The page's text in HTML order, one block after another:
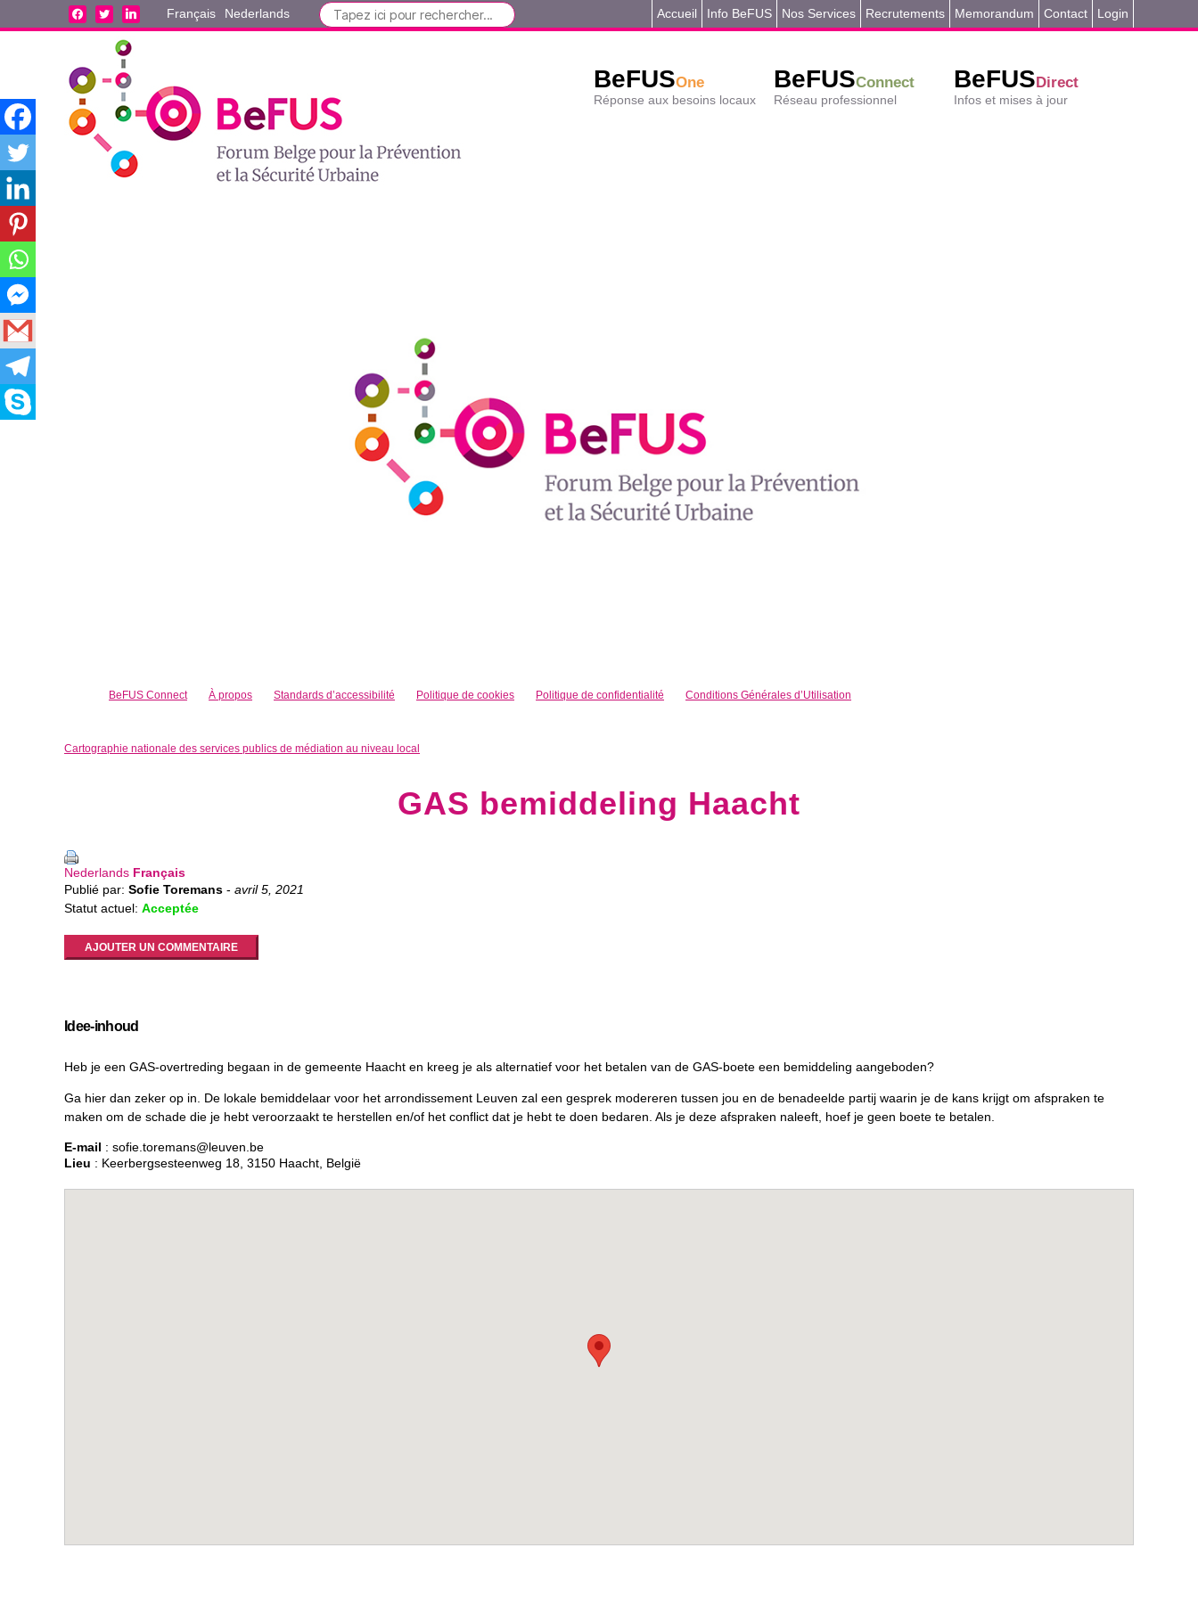
Accueil Info BeFUS Nos Services Recrutements Memorandum Contact Login
facebooktwitterlinkedin Français Nederlands
Search
for:
BeFUSOne
Réponse aux besoins locaux
BeFUSConnect
Réseau professionnel
BeFUS Direct
Infos et mises à jour
BeFUS Connect À propos Standards d’accessibilité Politique de cookies Politique de confidentialité Conditions Générales d’Utilisation
Cartographie nationale des services publics de médiation au niveau local
GAS bemiddeling Haacht
Nederlands Français
Publié par: Sofie Toremans - avril 5, 2021
Statut actuel: Acceptée
AJOUTER UN COMMENTAIRE
Idee-inhoud
Heb je een GAS-overtreding begaan in de gemeente Haacht en kreeg je als alternatief voor het betalen van de GAS-boete een bemiddeling aangeboden?
Ga hier dan zeker op in. De lokale bemiddelaar voor het arrondissement Leuven zal een gesprek modereren tussen jou en de benadeelde partij waarin je de kans krijgt om afspraken te
maken om de schade die je hebt veroorzaakt te herstellen en/of het conflict dat je hebt te doen bedaren. Als je deze afspraken naleeft, hoef je geen boete te betalen.
E-mail : sofie.toremans@leuven.be
Lieu : Keerbergsesteenweg 18, 3150 Haacht, België